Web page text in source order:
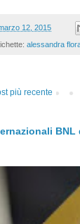
12, 2015
alessandra
più recente
BNL